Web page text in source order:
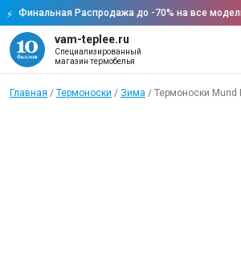
Финальная Распродажа до -70% на все
vam-teplee.ru
Специализированный
магазин термобелья
Главная / Термоноски / Зима / Термоноски Mund